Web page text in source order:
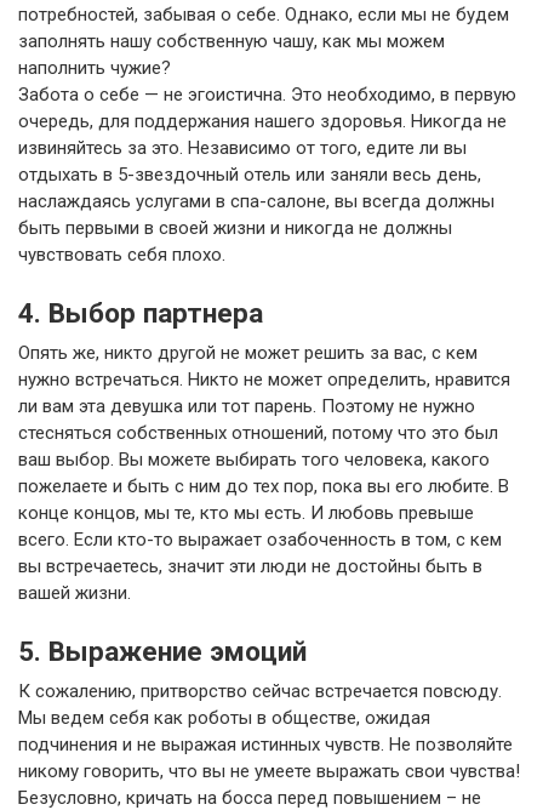
потребностей, забывая о себе. Однако, если мы не будем
заполнять нашу собственную чашу, как мы можем
наполнить чужие?
Забота о себе — не эгоистична. Это необходимо, в первую
очередь, для поддержания нашего здоровья. Никогда не
извиняйтесь за это. Независимо от того, едите ли вы
отдыхать в 5-звездочный отель или заняли весь день,
наслаждаясь услугами в спа-салоне, вы всегда должны
быть первыми в своей жизни и никогда не должны
чувствовать себя плохо.
4. Выбор партнера
Опять же, никто другой не может решить за вас, с кем
нужно встречаться. Никто не может определить, нравится
ли вам эта девушка или тот парень. Поэтому не нужно
стесняться собственных отношений, потому что это был
ваш выбор. Вы можете выбирать того человека, какого
пожелаете и быть с ним до тех пор, пока вы его любите. В
конце концов, мы те, кто мы есть. И любовь превыше
всего. Если кто-то выражает озабоченность в том, с кем
вы встречаетесь, значит эти люди не достойны быть в
вашей жизни.
5. Выражение эмоций
К сожалению, притворство сейчас встречается повсюду.
Мы ведем себя как роботы в обществе, ожидая
подчинения и не выражая истинных чувств. Не позволяйте
никому говорить, что вы не умеете выражать свои чувства!
Безусловно, кричать на босса перед повышением – не